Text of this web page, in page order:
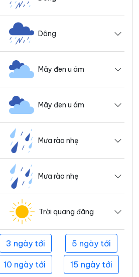
Dông
Mây đen u ám
Mây đen u ám
Mưa rào nhẹ
Mưa rào nhẹ
Trời quang đãng
3 ngày tới 5 ngày tới
10 ngày tới 15 ngày tới